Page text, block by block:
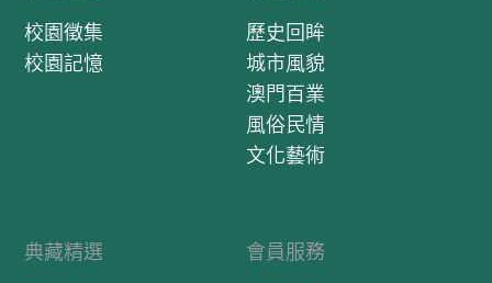
校園徵集
校園記憶
歷史回眸
城市風貌
澳門百業
風俗民情
文化藝術
典藏精選
會員服務